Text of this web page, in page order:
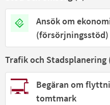
Ansök om
(försörjningsstöd)
Trafik och Stadsplanering
Begäran om
tomtmark